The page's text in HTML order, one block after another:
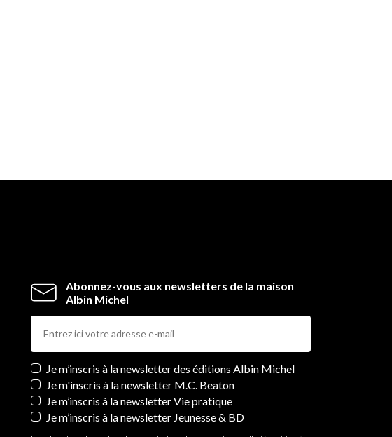
Abonnez-vous aux newsletters de la maison
Albin Michel
Newsletters
Je m’inscris à la newsletter des éditions Albin Michel
Je m'inscris à la newsletter M.C. Beaton
Je m’inscris à la newsletter Vie pratique
Je m’inscris à la newsletter Jeunesse & BD